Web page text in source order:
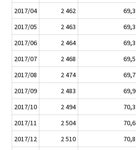
2017/04
2 462 69,3
2017/05
2 463 69,3
2017/06
2 464 69,3
2017/07
2 468 69,5
2017/08
2 474 69,7
2017/09
2 483 69,9
2017/10
2 494 70,3
2017/11
2 504 70,6
2017/12
2 510 70,8